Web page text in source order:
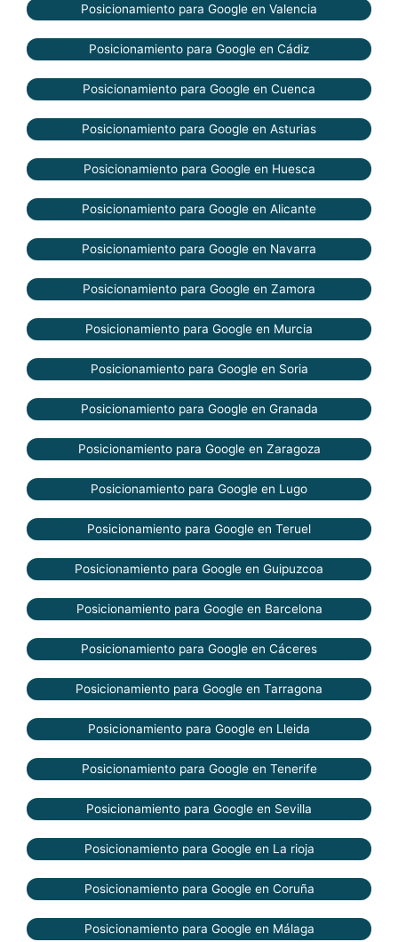
Posicionamiento para Google en Valencia
Posicionamiento para Google en Cádiz
Posicionamiento para Google en Cuenca
Posicionamiento para Google en Asturias
Posicionamiento para Google en Huesca
Posicionamiento para Google en Alicante
Posicionamiento para Google en Navarra
Posicionamiento para Google en Zamora
Posicionamiento para Google en Murcia
Posicionamiento para Google en Soria
Posicionamiento para Google en Granada
Posicionamiento para Google en Zaragoza
Posicionamiento para Google en Lugo
Posicionamiento para Google en Teruel
Posicionamiento para Google en Guipuzcoa
Posicionamiento para Google en Barcelona
Posicionamiento para Google en Cáceres
Posicionamiento para Google en Tarragona
Posicionamiento para Google en Lleida
Posicionamiento para Google en Tenerife
Posicionamiento para Google en Sevilla
Posicionamiento para Google en La rioja
Posicionamiento para Google en Coruña
Posicionamiento para Google en Málaga